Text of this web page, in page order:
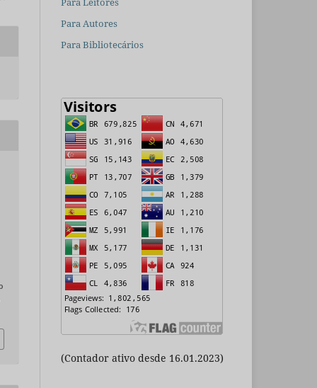
Para Autores
Para Bibliotecários
(Contador ativo desde 16.01.2023)